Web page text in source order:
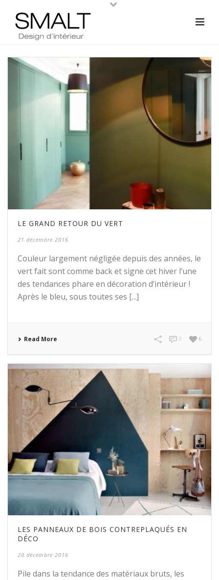
LE GRAND RETOUR DU VERT
21 décembre 2016
Couleur largement négligée depuis des années, le
vert fait sont comme back et signe cet hiver l’une
des tendances phare en décoration d’intérieur !
Après le bleu, sous toutes ses [...]
Read More 6
0
LES PANNEAUX DE BOIS CONTREPLAQUÉS EN
DÉCO
20 décembre 2016
Pile dans la tendance des matériaux bruts, les